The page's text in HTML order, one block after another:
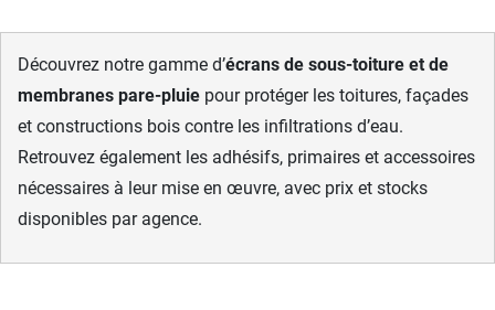
Découvrez notre gamme d’écrans de sous-toiture et de
membranes pare-pluie pour protéger les toitures, façades
et constructions bois contre les infiltrations d’eau.
Retrouvez également les adhésifs, primaires et accessoires
nécessaires à leur mise en œuvre, avec prix et stocks
disponibles par agence.